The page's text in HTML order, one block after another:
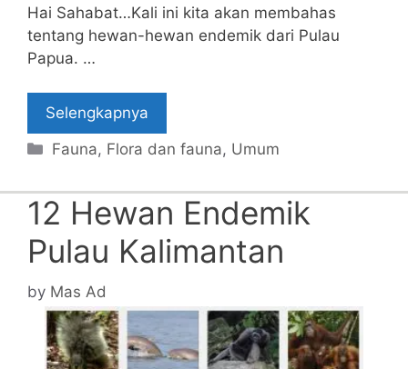
Hai Sahabat…Kali ini kita akan membahas
tentang hewan-hewan endemik dari Pulau
Papua. …
Selengkapnya
Categories
Fauna, Flora dan fauna, Umum
12 Hewan Endemik
Pulau Kalimantan
by Mas Ad